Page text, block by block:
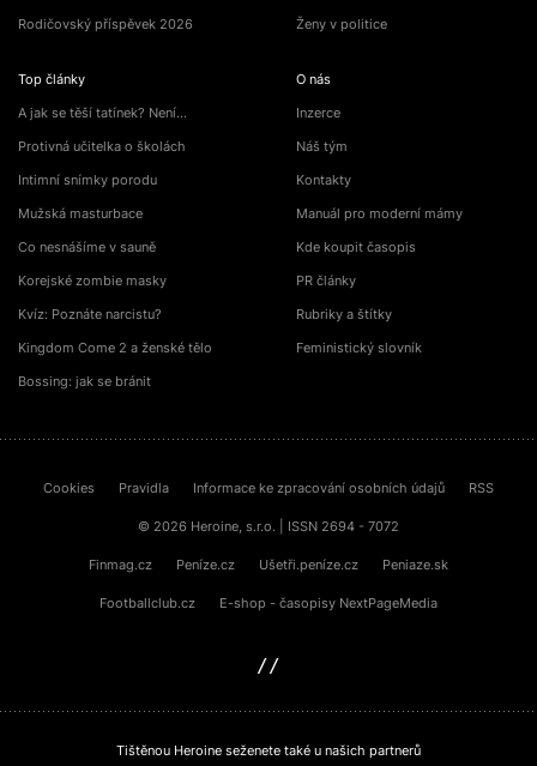
Rodičovský příspěvek 2026
Top články
A jak se těší tatínek? Není…
Protivná učitelka o školách
Intimní snímky porodu
Mužská masturbace
Co nesnášíme v sauně
Korejské zombie masky
Kvíz: Poznáte narcistu?
Kingdom Come 2 a ženské tělo
Bossing: jak se bránit
Ženy v politice
O nás
Inzerce
Náš tým
Kontakty
Manuál pro moderní mámy
Kde koupit časopis
PR články
Rubriky a štítky
Feministický slovník
Cookies Pravidla Informace ke zpracování osobních údajů RSS
© 2026 Heroine, s.r.o. | ISSN 2694 - 7072
Finmag.cz Peníze.cz Ušetři.peníze.cz Peniaze.sk
Footballclub.cz E-shop - časopisy NextPageMedia
Tištěnou Heroine seženete také u našich partnerů